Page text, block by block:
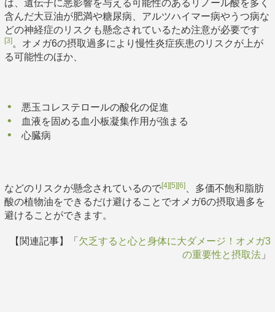
は、遺伝子に悪影響を与える可能性のあるリノール酸を多く
含んだ大豆油が肥満や糖尿病、アルツハイマー病やうつ病な
どの神経症のリスクも懸念されているため注意が必要です
[3]。オメガ6の摂取過多により慢性炎症疾患のリスクが上が
る可能性のほか、
悪玉コレステロールの酸化の促進
血液を固める血小板凝集作用が強まる
心臓病
などのリスクが懸念されているので[4][5][6]、多価不飽和脂肪
酸の植物油をできるだけ避けることでオメガ6の摂取過多を
避けることができます。
【関連記事】「 欠乏すると心と身体に大ダメージ！オメガ3
の重要性と摂取法 」